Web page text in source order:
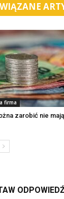
firma
zarobić nie